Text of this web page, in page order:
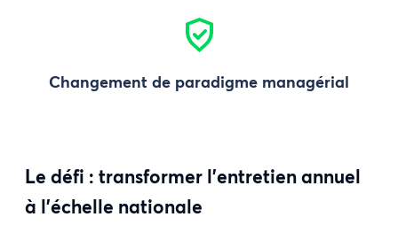
Changement de paradigme managérial
Le défi : transformer l’entretien annuel
à l’échelle nationale